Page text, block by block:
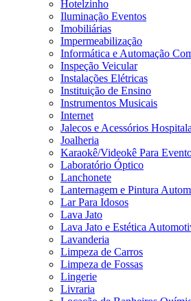
Hotelzinho
Iluminação Eventos
Imobiliárias
Impermeabilização
Informática e Automação
Inspeção Veicular
Instalações Elétricas
Instituição de Ensino
Instrumentos Musicais
Internet
Jalecos e Acessórios
Joalheria
Karaokê/Videokê Para
Laboratório Óptico
Lanchonete
Lanternagem e Pintura
Lar Para Idosos
Lava Jato
Lava Jato e Estética
Lavanderia
Limpeza de Carros
Limpeza de Fossas
Lingerie
Livraria